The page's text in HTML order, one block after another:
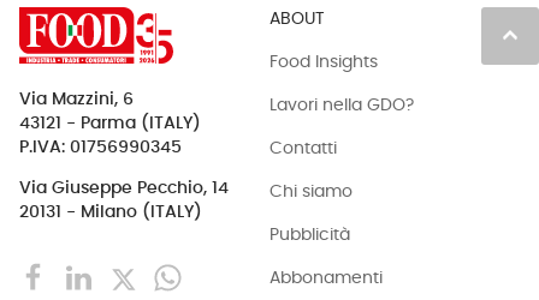
keyboard_arrow_up
Via Mazzini, 6
43121 - Parma (ITALY)
P.IVA: 01756990345
Via Giuseppe Pecchio, 14
20131 - Milano (ITALY)
ABOUT
Food Insights
Lavori nella GDO?
Contatti
Chi siamo
Pubblicità
Abbonamenti